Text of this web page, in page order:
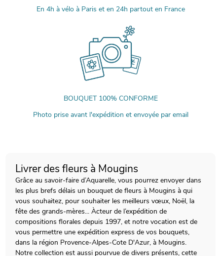
En 4h à vélo à Paris et en 24h partout en France
BOUQUET 100% CONFORME
Photo prise avant l'expédition et envoyée par email
Livrer des fleurs à Mougins
Grâce au savoir-faire d’Aquarelle, vous pourrez envoyer dans
les plus brefs délais un bouquet de fleurs à Mougins à qui
vous souhaitez, pour souhaiter les meilleurs vœux, Noël, la
fête des grands-mères... Àcteur de l’expédition de
compositions florales depuis 1997, et notre vocation est de
vous permettre une expédition express de vos bouquets,
dans la région Provence-Alpes-Cote D'Azur, à Mougins.
Notre collection est aussi pourvue de divers présents, cette